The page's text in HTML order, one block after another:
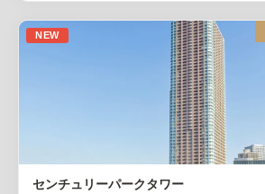
NEW
センチュリーパークタワー